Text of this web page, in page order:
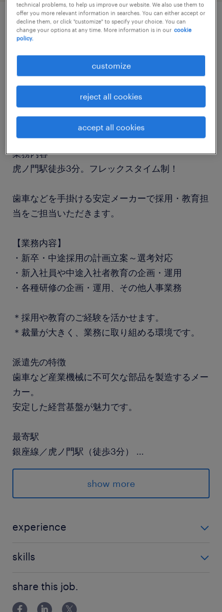
job details
人事・総務
勤務期間
長期（3ヶ月以上）
業務内容
虎ノ門駅徒歩3分。フレックスタイム制！
歯車などを手掛ける安定メーカーで採用・教育担
当をご担当いただきます。
【業務内容】
・新卒・中途採用の計画立案～選考対応
・新入社員や中途入社者教育の企画・運用
・各種研修の企画・運用、その他人事業務
＊採用や教育のご経験を活かせます。
＊裁量が大きく、業務に取り組める環境です。
派遣先の特徴
歯車など産業機械に不可欠な部品を製造するメー
カー。
安定した経営基盤が魅力です。
最寄駅
銀座線／虎ノ門駅（徒歩3分） ...
丸ノ内線、千代田線、日比谷線／霞ケ関(東京都)
土日祝日
休あり。有給取得率や育休取得率も高いです。
就業時間
8:30-17:30（実働8時間00分・休憩60分）
show more
experience
社での教育・研修企画・運用のご経験
skills
ット含め関数や集計の経験）
share this job.
technical problems, to help us improve our website. We also use them to
offer you more relevant information in searches. You can either accept or
decline them, or click "customize" to specify your choice. You can
change your options at any time. More information is in our cookie
policy.
customize
reject all cookies
accept all cookies